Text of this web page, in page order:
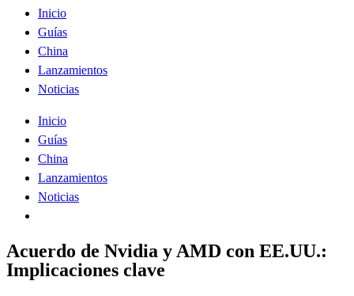
Inicio
Guías
China
Lanzamientos
Noticias
Inicio
Guías
China
Lanzamientos
Noticias
Acuerdo de Nvidia y AMD con EE.UU.:
Implicaciones clave